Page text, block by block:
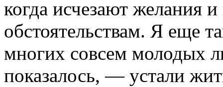
когда исчезают желания
обстоятельствам. Я еще
многих совсем молодых
показалось, — устали